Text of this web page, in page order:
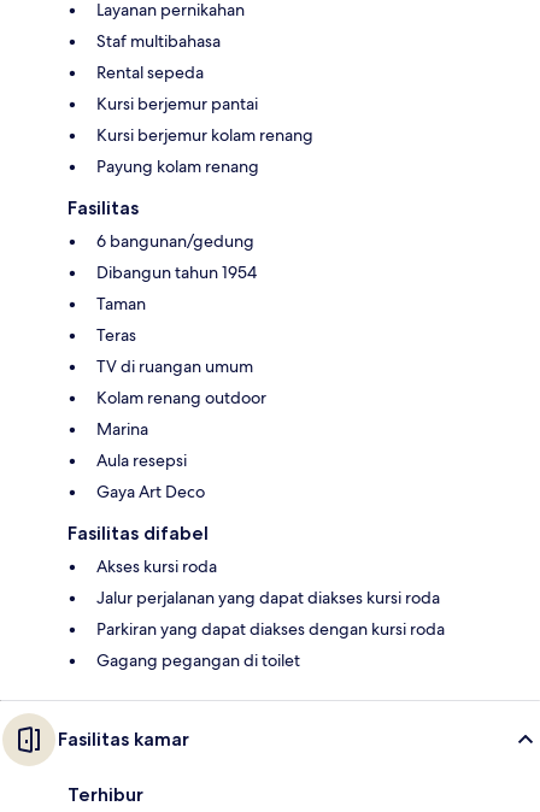
Layanan pernikahan
Staf multibahasa
Rental sepeda
Kursi berjemur pantai
Kursi berjemur kolam renang
Payung kolam renang
Fasilitas
6 bangunan/gedung
Dibangun tahun 1954
Taman
Teras
TV di ruangan umum
Kolam renang outdoor
Marina
Aula resepsi
Gaya Art Deco
Fasilitas difabel
Akses kursi roda
Jalur perjalanan yang dapat diakses kursi roda
Parkiran yang dapat diakses dengan kursi roda
Gagang pegangan di toilet
Fasilitas kamar
Terhibur